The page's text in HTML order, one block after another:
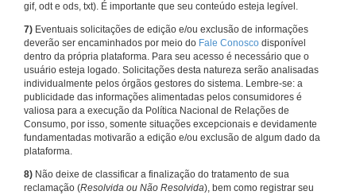
gif, odt e ods, txt). É importante que seu conteúdo esteja legível.
7) Eventuais solicitações de edição e/ou exclusão de informações
deverão ser encaminhados por meio do Fale Conosco disponível
dentro da própria plataforma. Para seu acesso é necessário que o
usuário esteja logado. Solicitações desta natureza serão analisadas
individualmente pelos órgãos gestores do sistema. Lembre-se: a
publicidade das informações alimentadas pelos consumidores é
valiosa para a execução da Política Nacional de Relações de
Consumo, por isso, somente situações excepcionais e devidamente
fundamentadas motivarão a edição e/ou exclusão de algum dado da
plataforma.
8) Não deixe de classificar a finalização do tratamento de sua
reclamação (Resolvida ou Não Resolvida), bem como registrar seu